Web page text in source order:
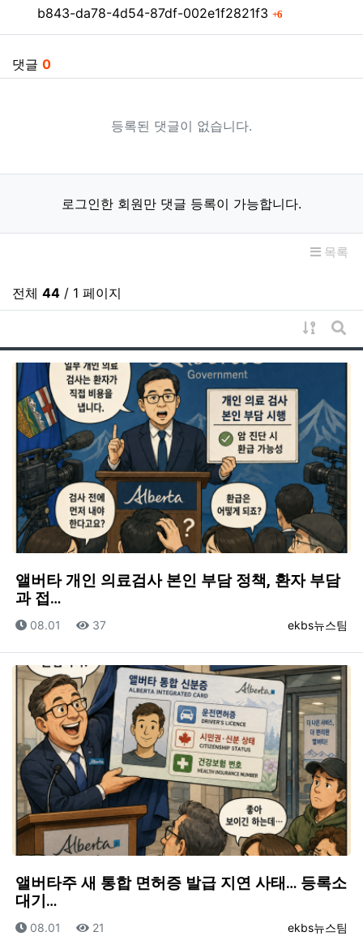
b843-da78-4d54-87df-002e1f2821f3
6회 연결
댓글 0
등록된 댓글이 없습니다.
로그인한 회원만 댓글 등록이 가능합니다.
목록
전체 44 / 1 페이지
게시물
게
앨버타 개인 의료검사 본인 부담 정책, 환자 부담
과 접…
등록자
ekbs뉴스팀
등록일
08.01 조회
37
앨버타주 새 통합 면허증 발급 지연 사태… 등록소
대기…
등록자
ekbs뉴스팀
등록일
08.01 조회
21